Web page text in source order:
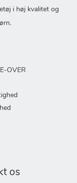
i høj kvalitet og
OVER
os